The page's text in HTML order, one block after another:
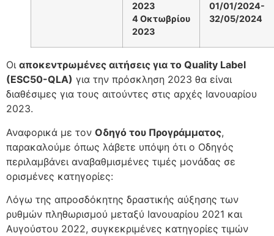
2023
4 Οκτωβρίου
2023
01/01/2024-
32/05/2024
Οι αποκεντρωμένες αιτήσεις για το Quality Label
(ESC50-QLA) για την πρόσκληση 2023 θα είναι
διαθέσιμες για τους αιτούντες στις αρχές Ιανουαρίου
2023.
Αναφορικά με τον Οδηγό του Προγράμματος,
παρακαλούμε όπως λάβετε υπόψη ότι ο Οδηγός
περιλαμβάνει αναβαθμισμένες τιμές μονάδας σε
ορισμένες κατηγορίες:
Λόγω της απροσδόκητης δραστικής αύξησης των
ρυθμών πληθωρισμού μεταξύ Ιανουαρίου 2021 και
Αυγούστου 2022, συγκεκριμένες κατηγορίες τιμών